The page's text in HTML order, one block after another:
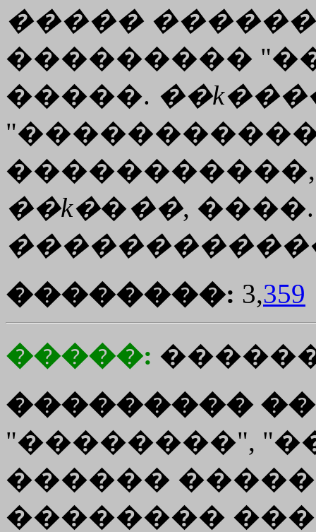
�����
���������
�����. ��
��k����,
��������: 3,359
�����:
���������
"��������",
������
��������